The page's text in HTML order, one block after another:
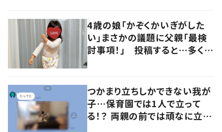
4歳の娘「かぞくかいぎがした
い」まさかの議題に父親「最検
討事項！」 投稿すると…多くの
つかまり立ちしかできない我が
子…保育園では1人で立って
る！？ 両親の前では頑なに立た